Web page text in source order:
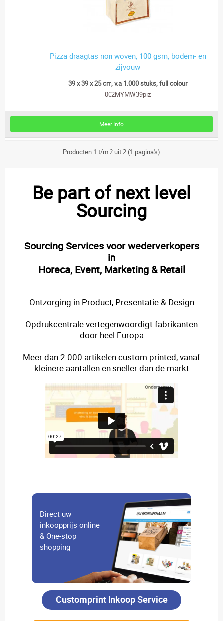
Pizza draagtas non woven, 100 gsm, bodem- en
zijvouw
39 x 39 x 25 cm, v.a 1.000 stuks, full colour
002MYMW39piz
Meer Info
Producten 1 t/m 2 uit 2 (1 pagina's)
Be part of next level
Sourcing
Sourcing Services voor wederverkopers
in
Horeca, Event, Marketing & Retail
Ontzorging in Product, Presentatie & Design
Opdrukcentrale vertegenwoordigt fabrikanten
door heel Europa
Meer dan 2.000 artikelen custom printed, vanaf
kleinere aantallen en sneller dan de markt
Direct uw
inkoopprijs online
& One-stop
shopping
Customprint Inkoop Service